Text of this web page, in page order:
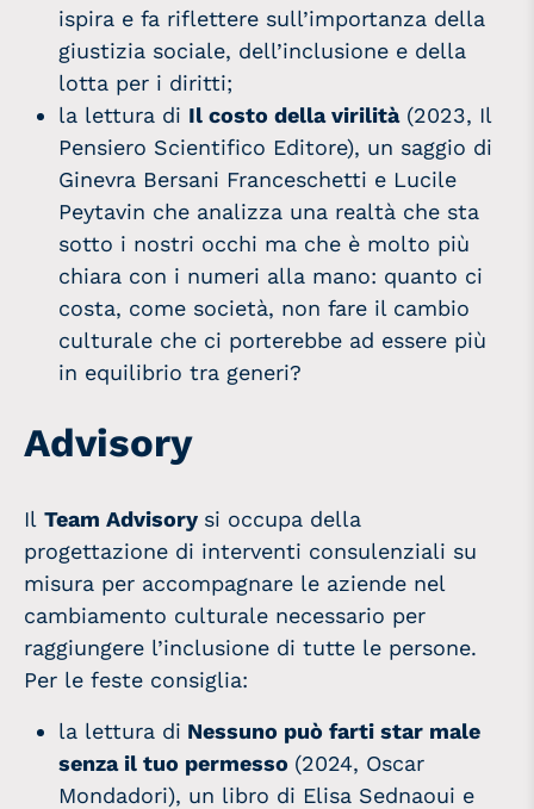
ispira e fa riflettere sull’importanza della
giustizia sociale, dell’inclusione e della
lotta per i diritti;
la lettura di Il costo della virilità(2023, Il
Pensiero Scientifico Editore), un saggio di
Ginevra Bersani Franceschetti e Lucile
Peytavin che analizza una realtà che sta
sotto i nostri occhi ma che è molto più
chiara con i numeri alla mano: quanto ci
costa, come società, non fare il cambio
culturale che ci porterebbe ad essere più
in equilibrio tra generi?
Advisory
Il Team Advisory si occupa della
progettazione di interventi consulenziali su
misura per accompagnare le aziende nel
cambiamento culturale necessario per
raggiungere l’inclusione di tutte le persone.
Per le feste consiglia:
la lettura di Nessuno può farti star male
senza il tuo permesso (2024, Oscar
Mondadori), un libro di Elisa Sednaoui e